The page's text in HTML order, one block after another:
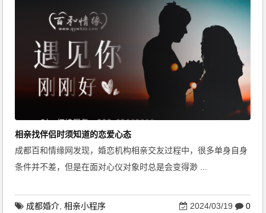
相亲找伴侣时须知道的恋爱心态
成都百和情缘网发现，婚恋机构相亲交友过程中，很多单身自身
条件并不差，但是在面对心仪对象时总是会变得渺 ...
成都婚介 ,相亲小程序 2024/03/19 0